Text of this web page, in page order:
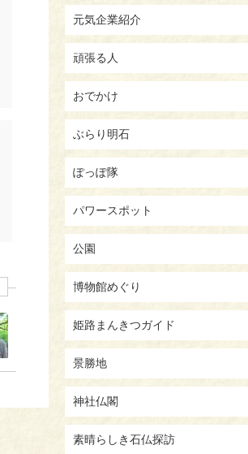
元気企業紹介
頑張る人
おでかけ
ぶらり明石
ぽっぽ隊
パワースポット
公園
博物館めぐり
姫路まんきつガイド
景勝地
神社仏閣
素晴らしき石仏探訪